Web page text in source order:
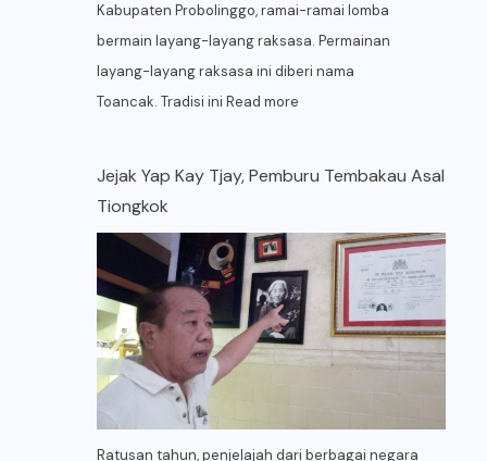
Kabupaten Probolinggo, ramai-ramai lomba
bermain layang-layang raksasa. Permainan
layang-layang raksasa ini diberi nama
Toancak. Tradisi ini Read more
Jejak Yap Kay Tjay, Pemburu Tembakau Asal
Tiongkok
Ratusan tahun, penjelajah dari berbagai negara